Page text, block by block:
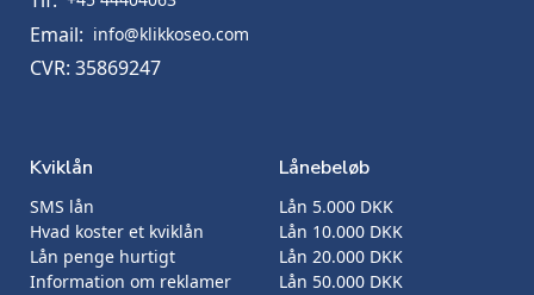
Email: info@klikkoseo.com
CVR: 35869247
Kviklån
SMS lån
Hvad koster et kviklån
Lån penge hurtigt
Information om reklamer
Lånebeløb
Lån 5.000 DKK
Lån 10.000 DKK
Lån 20.000 DKK
Lån 50.000 DKK